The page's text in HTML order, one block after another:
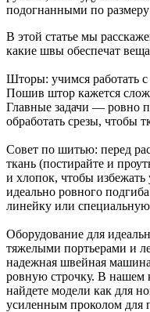
подогнанными по
В этой статье мы
какие швы обеспечат
Шторы: учимся работать
Пошив штор кажется
Главные задачи — ровно
обработать срезы, чтобы
Совет по шитью: перед
ткань (постирайте и
и хлопок, чтобы избежать
идеально ровного
линейку или
Оборудование для
тяжелыми портьерами и
надежная швейная
ровную строчку. В
найдете модели как для
усиленным проколом для